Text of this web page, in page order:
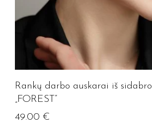
Rankų darbo auskarai iš sidabro
„FOREST”
49.00 €